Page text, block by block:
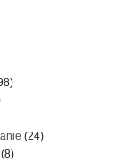
(24)
(8)